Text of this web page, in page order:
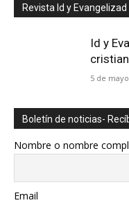
Revista Id y Evangelizad
Id y
5 de
Boletín de noticias-
Nombre o nombre
Email